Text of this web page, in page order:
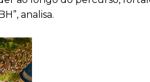
analisa.